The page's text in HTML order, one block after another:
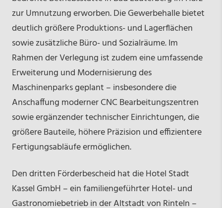
zur Umnutzung erworben. Die Gewerbehalle bietet
deutlich größere Produktions- und Lagerflächen
sowie zusätzliche Büro- und Sozialräume. Im
Rahmen der Verlegung ist zudem eine umfassende
Erweiterung und Modernisierung des
Maschinenparks geplant – insbesondere die
Anschaffung moderner CNC Bearbeitungszentren
sowie ergänzender technischer Einrichtungen, die
größere Bauteile, höhere Präzision und effizientere
Fertigungsabläufe ermöglichen.
Den dritten Förderbescheid hat die Hotel Stadt
Kassel GmbH – ein familiengeführter Hotel- und
Gastronomiebetrieb in der Altstadt von Rinteln –